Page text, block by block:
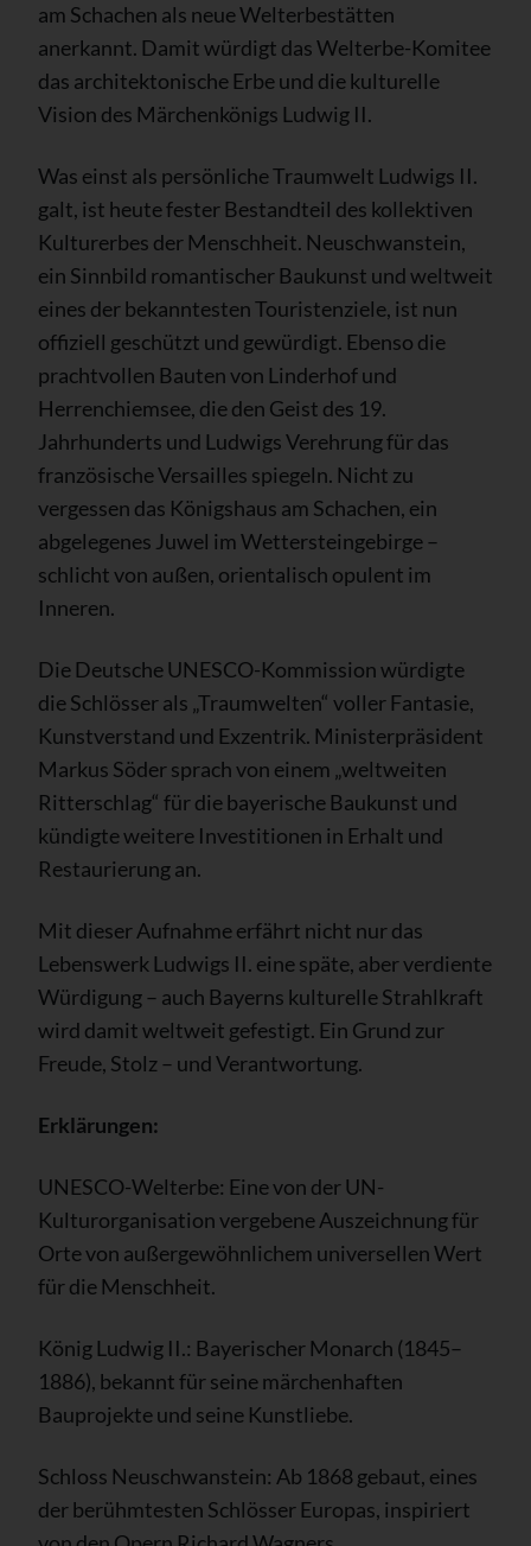
am Schachen als neue Welterbestätten
anerkannt. Damit würdigt das Welterbe-Komitee
das architektonische Erbe und die kulturelle
Vision des Märchenkönigs Ludwig II.
Was einst als persönliche Traumwelt Ludwigs II.
galt, ist heute fester Bestandteil des kollektiven
Kulturerbes der Menschheit. Neuschwanstein,
ein Sinnbild romantischer Baukunst und weltweit
eines der bekanntesten Touristenziele, ist nun
offiziell geschützt und gewürdigt. Ebenso die
prachtvollen Bauten von Linderhof und
Herrenchiemsee, die den Geist des 19.
Jahrhunderts und Ludwigs Verehrung für das
französische Versailles spiegeln. Nicht zu
vergessen das Königshaus am Schachen, ein
abgelegenes Juwel im Wettersteingebirge –
schlicht von außen, orientalisch opulent im
Inneren.
Die Deutsche UNESCO-Kommission würdigte
die Schlösser als „Traumwelten“ voller Fantasie,
Kunstverstand und Exzentrik. Ministerpräsident
Markus Söder sprach von einem „weltweiten
Ritterschlag“ für die bayerische Baukunst und
kündigte weitere Investitionen in Erhalt und
Restaurierung an.
Mit dieser Aufnahme erfährt nicht nur das
Lebenswerk Ludwigs II. eine späte, aber verdiente
Würdigung – auch Bayerns kulturelle Strahlkraft
wird damit weltweit gefestigt. Ein Grund zur
Freude, Stolz – und Verantwortung.
Erklärungen:
UNESCO-Welterbe: Eine von der UN-
Kulturorganisation vergebene Auszeichnung für
Orte von außergewöhnlichem universellen Wert
für die Menschheit.
König Ludwig II.: Bayerischer Monarch (1845–
1886), bekannt für seine märchenhaften
Bauprojekte und seine Kunstliebe.
Schloss Neuschwanstein: Ab 1868 gebaut, eines
der berühmtesten Schlösser Europas, inspiriert